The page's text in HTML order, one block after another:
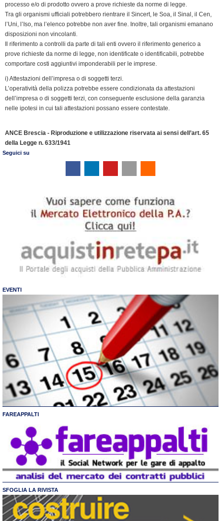
processo e/o di prodotto ovvero a prove richieste da norme di legge.
Tra gli organismi ufficiali potrebbero rientrare il Sincert, le Soa, il Sinal, il Cen,
l’Uni, l’Iso, ma l’elenco potrebbe non aver fine. Inoltre, tali organismi emanano
disposizioni non vincolanti.
Il riferimento a controlli da parte di tali enti ovvero il riferimento generico a
prove richieste da norme di legge, non identificate o identificabili, potrebbe
comportare costi aggiuntivi imponderabili per le imprese.
i) Attestazioni dell’impresa o di soggetti terzi.
L’operatività della polizza potrebbe essere condizionata da attestazioni
dell’impresa o di soggetti terzi, con conseguente esclusione della garanzia
nelle ipotesi in cui tali attestazioni possano essere contestate.
ANCE Brescia - Riproduzione e utilizzazione riservata ai sensi dell’art. 65
della Legge n. 633/1941
Seguici su
EVENTI
FAREAPPALTI
SFOGLIA LA RIVISTA